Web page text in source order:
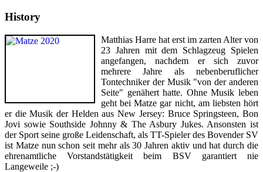
History
Matthias Harre hat erst im zarten Alter von
23 Jahren mit dem Schlagzeug Spielen
angefangen, nachdem er sich zuvor
mehrere Jahre als nebenberuflicher
Tontechniker der Musik "von der anderen
Seite" genähert hatte. Ohne Musik leben
geht bei Matze gar nicht, am liebsten hört
er die Musik der Helden aus New Jersey: Bruce Springsteen, Bon
Jovi sowie Southside Johnny & The Asbury Jukes. Ansonsten ist
der Sport seine große Leidenschaft, als TT-Spieler des Bovender SV
ist Matze nun schon seit mehr als 30 Jahren aktiv und hat durch die
ehrenamtliche Vorstandstätigkeit beim BSV garantiert nie
Langeweile ;-)